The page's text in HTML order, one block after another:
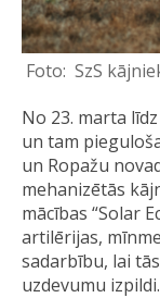
SzS
No 23. marta
un tam
un Ropažu
mehanizētās
mācības “Solar
artilērijas,
sadarbību, lai
uzdevumu izpildi.